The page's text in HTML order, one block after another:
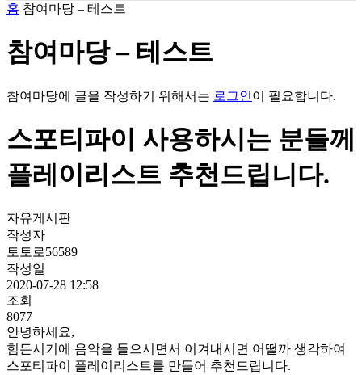
홈 참여마당 – 테스트
참여마당 – 테스트
참여마당에 글을 작성하기 위해서는 로그인이 필요합니다.
스포티파이 사용하시는 분들께
플레이리스트 추천드립니다.
자유게시판
작성자
토토로56589
작성일
2020-07-28 12:58
조회
8077
안녕하세요,
힘든시기에 음악을 들으시면서 이겨내시면 어떨까 생각하여
스포티파이 플레이리스트를 만들어 추천드립니다.